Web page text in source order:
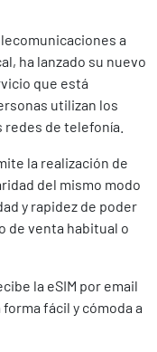
a
ha lanzado su nuevo
que está
utilizan los
de telefonía.
la realización de
del mismo modo
y rapidez de poder
de venta habitual o
la eSIM por email
fácil y cómoda a